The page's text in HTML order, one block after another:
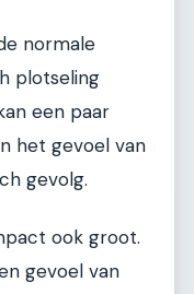
normale
plotseling
een paar
het gevoel van
gevolg.
ook groot.
gevoel van